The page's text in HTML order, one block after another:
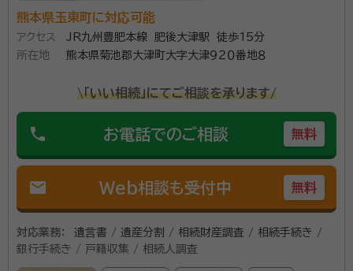
熊本県玉東町に対応可能
アクセス
JR九州豊肥本線 肥後大津駅 徒歩15分
所在地
熊本県菊池郡大津町大字大津９２０番地８
\「いい相続」にてご相談を承ります/
phone お電話でのご相談 無料
mail Web相談も受付中 無料
対応業務：
遺言書 / 遺産分割 / 相続財産調査 / 相続手続き /
銀行手続き / 戸籍収集 / 相続人調査